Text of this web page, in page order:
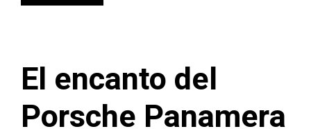
El encanto del
Porsche Panamera